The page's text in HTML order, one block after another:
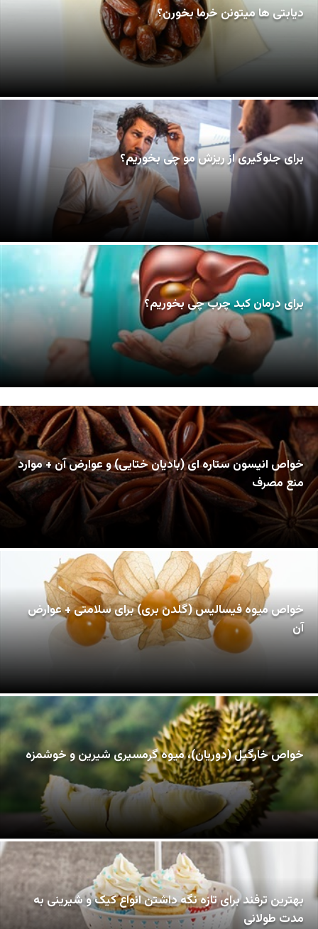
دیابتی ها میتونن خرما بخورن؟
برای جلوگیری از ریزش مو چی بخوریم؟
برای درمان کبد چرب چی بخوریم؟
خواص انیسون ستاره ای (بادیان ختایی) و عوارض آن + موارد
منع مصرف
خواص میوه فیسالیس (گلدن بری) برای سلامتی + عوارض
آن
خواص خارگیل (دوریان)، میوه گرمسیری شیرین و خوشمزه
بهترین ترفند برای تازه نگه داشتن انواع کیک و شیرینی به
مدت طولانی